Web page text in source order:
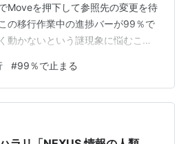
Moveを押下して参照先の変更を待
の移行作業中の進捗バーが99％で
動かないという謎現象に悩むこと
いいなと思って、外部ストレージ
行してMacBookでやりくりする時
ンを立てました。動画素材はすぐ
いとして、問題はNexusの音源な
エラーが発生すると、外部ストレ
#99％で止まる